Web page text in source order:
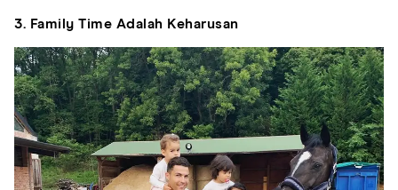
3. Family Time Adalah Keharusan